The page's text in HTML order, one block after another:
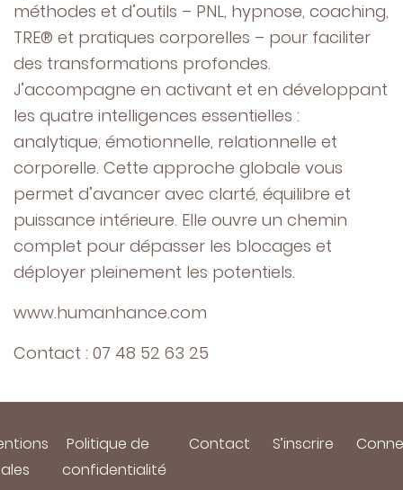
méthodes et d’outils – PNL, hypnose, coaching,
TRE® et pratiques corporelles – pour faciliter
des transformations profondes.
J’accompagne en activant et en développant
les quatre intelligences essentielles :
analytique, émotionnelle, relationnelle et
corporelle. Cette approche globale vous
permet d’avancer avec clarté, équilibre et
puissance intérieure. Elle ouvre un chemin
complet pour dépasser les blocages et
déployer pleinement les potentiels.
www.humanhance.com
Contact : 07 48 52 63 25
Politique de
confidentialité
Contact S’inscrire